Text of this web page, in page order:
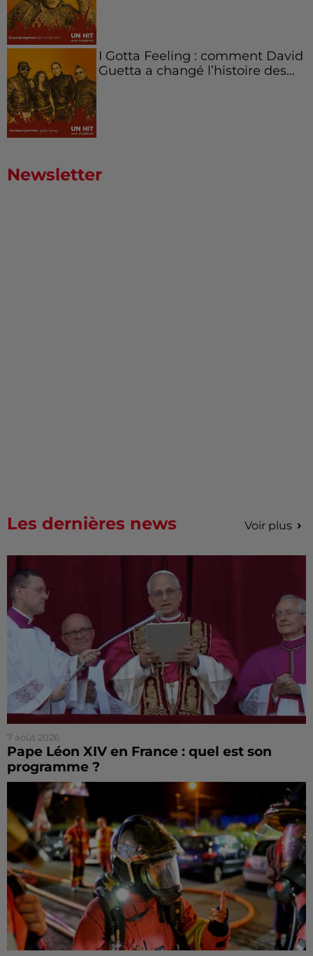
I Gotta Feeling : comment David
Guetta a changé l’histoire des...
Newsletter
Les dernières news Voir plus
7 août 2026
Pape Léon XIV en France : quel est son
programme ?